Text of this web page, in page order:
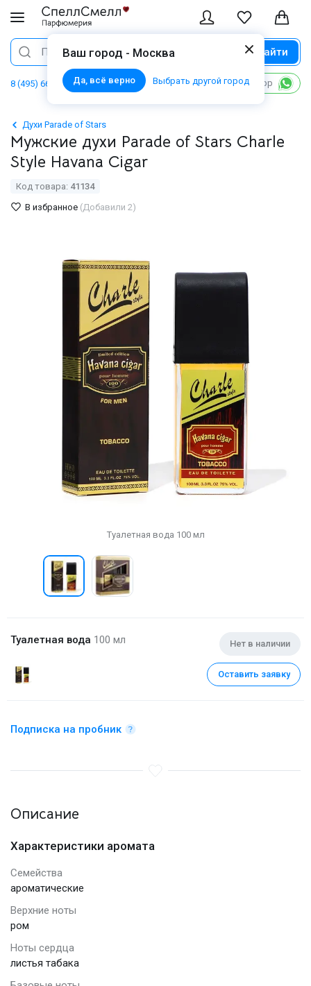
Ваш город - Москва
Да, всё верно Выбрать другой город
Поиск Найти
8 (495) 668 06 02 Написать в WhatsApp
Духи Parade of Stars
Мужские духи Parade of Stars Charle
Style Havana Cigar
Код товара: 41134
В избранное (Добавили 2)
Туалетная вода 100 мл
Туалетная вода 100 мл Нет в наличии
Оставить заявку
Подписка на пробник
Описание
Характеристики аромата
Семейства
ароматические
Верхние ноты
ром
Ноты сердца
листья табака